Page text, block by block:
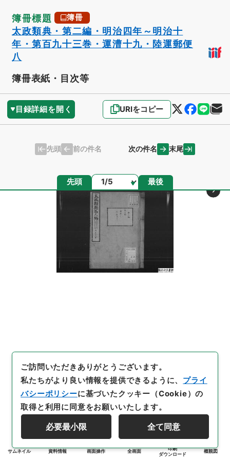
簿冊標題 簿冊
太政類典・第二編・明治四年～明治十
年・第百九十三巻・運漕十九・陸運郵便
八
簿冊表紙・目次等
目録詳細を開く URIをコピー
先頭 前の件名 次の件名 末尾
先頭 ページ 最後
サムネイル 資料情報 画面操作 全画面
印刷
ダウンロード
概観図
ご訪問いただきありがとうございます。
私たちがより良い情報を提供できるように、 プライ
バシーポリシーに基づいたクッキー（Cookie）の
取得と利用に同意をお願いいたします。
必要最小限 全て同意